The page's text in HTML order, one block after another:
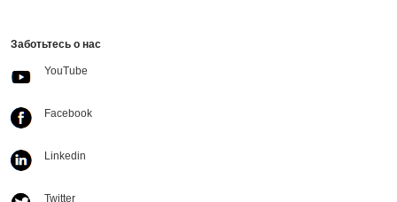
Заботьтесь о нас
YouTube
Facebook
Linkedin
Twitter